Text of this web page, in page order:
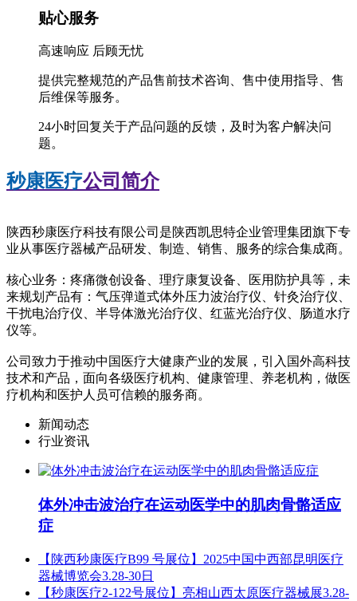
贴心服务
高速响应 后顾无忧
提供完整规范的产品售前技术咨询、售中使用指导、售
后维保等服务。
24小时回复关于产品问题的反馈，及时为客户解决问
题。
秒康医疗公司简介
陕西秒康医疗科技有限公司是陕西凯思特企业管理集团旗下专
业从事医疗器械产品研发、制造、销售、服务的综合集成商。
核心业务：疼痛微创设备、理疗康复设备、医用防护具等，未
来规划产品有：气压弹道式体外压力波治疗仪、针灸治疗仪、
干扰电治疗仪、半导体激光治疗仪、红蓝光治疗仪、肠道水疗
仪等。
公司致力于推动中国医疗大健康产业的发展，引入国外高科技
技术和产品，面向各级医疗机构、健康管理、养老机构，做医
疗机构和医护人员可信赖的服务商。
新闻动态
行业资讯
体外冲击波治疗在运动医学中的肌肉骨骼适应
症
【陕西秒康医疗B99 号展位】2025中国中西部昆明医疗
器械博览会3.28-30日
【秒康医疗2-122号展位】亮相山西太原医疗器械展3.28-